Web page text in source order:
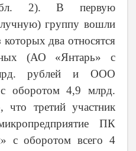
2). В первую
группу вошли
два относятся
(АО «Янтарь» с
рублей и ООО
с оборотом 4,9 млрд.
что третий участник
ПК
с оборотом всего 4